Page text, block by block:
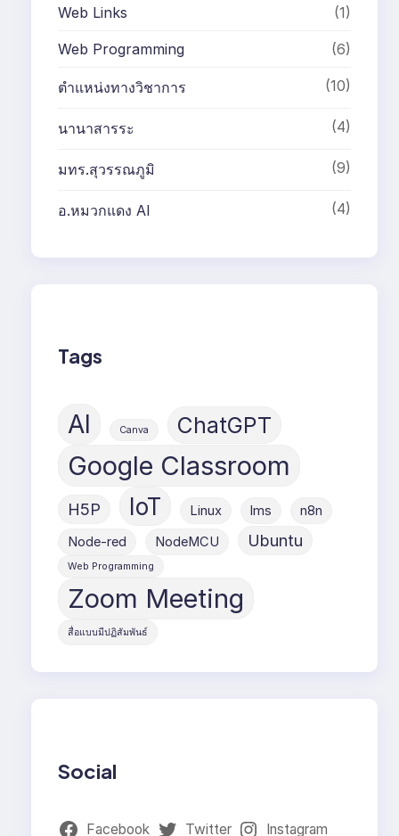
Web Links (1)
Web Programming (6)
ตำแหน่งทางวิชาการ (10)
นานาสารระ (4)
มทร.สุวรรณภูมิ (9)
อ.หมวกแดง AI (4)
Tags
AI Canva ChatGPT
Google Classroom
H5P IoT Linux lms
n8n
Node-red
NodeMCU Ubuntu
Web Programming
Zoom Meeting
สื่อแบบมีปฏิสัมพันธ์
Social
Facebook Twitter Instagram